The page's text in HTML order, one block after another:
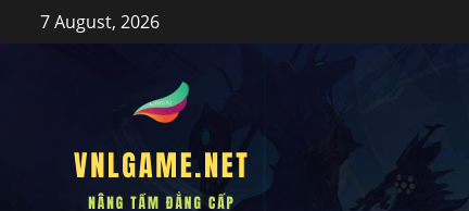
7 August, 2026